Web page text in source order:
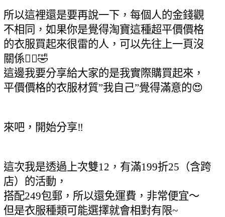
所以這裡還是要再說一下，每個人的金錢觀
不相同，如果你是覺得淘寶這種超平價價格
的衣服買起來很雷的人，可以先往上一頁沒
關係🙇‍♀️🤣
這邊我要分享給大家的是我實際購買起來，
平價價格的衣服材質”我自己”覺得滿意的😍
來吧，開始分享‼️
這次我是透過上次雙12，有滿199折25（含跨
店）的活動，
搭配249包郵，所以還免運費，非常便宜～
但是衣服種類可能選擇就會相對有限~